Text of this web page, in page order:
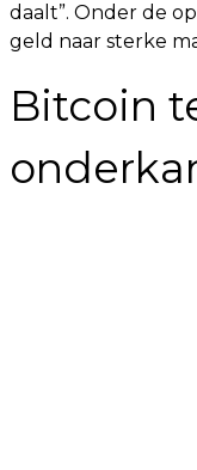
daalt”. Onder de
geld naar sterke
Bitcoin